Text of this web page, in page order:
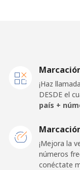
Línea fija ⁦28.5¢⁩
⁦32.5¢⁩
Línea fija ⁦55.5¢⁩
¡Haz
DESDE el
país +
¡Mejora la
números
conéctate